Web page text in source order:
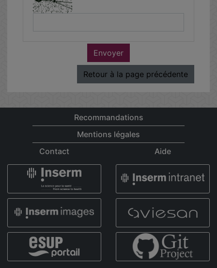
Envoyer
Retour à la page précédente
Recommandations
Mentions légales
Contact
Aide